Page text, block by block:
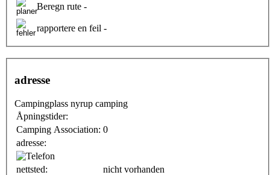
Beregn rute -
rapportere en feil -
adresse
Campingplass nyrup camping
Åpningstider:
Camping Association: 0
adresse:
nettsted: nicht vorhanden